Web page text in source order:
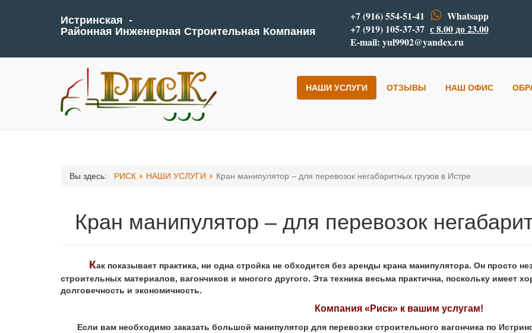
Истринская -
Районная Инженерная Строительная Компания
+7 (916) 554-51-41
Whatsapp
+7 (919) 105-37-37 с 8.00 до 23.00
E-mail: yul9902@yandex.ru
НАШИ УСЛУГИ ОТЗЫВЫ НАШ ОФИС
Вы здесь: РИСК НАШИ УСЛУГИ Кран манипулятор – для перевозок негабаритных грузов в Истре
Кран манипулятор – для перевозок
Как показывает практика, ни одна стройка не обходится без аренды крана манипулятора. Он просто
строительных материалов, вагончиков и многого другого. Эта техника весьма практична, поскольку имеет
долговечность и экономичность.
Компания «Риск» к вашим услугам!
Если вам необходимо заказать большой манипулятор для перевозки строительного вагончика по